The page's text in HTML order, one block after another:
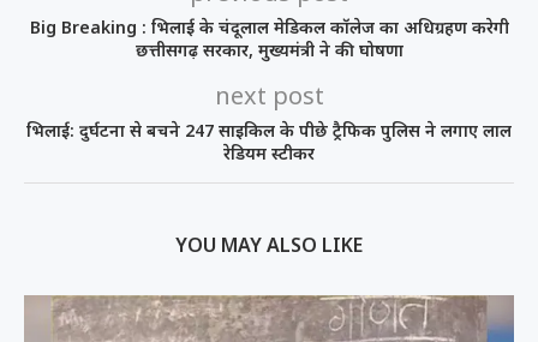
Big Breaking : भिलाई के चंदूलाल मेडिकल कॉलेज का अधिग्रहण करेगी
छत्तीसगढ़ सरकार, मुख्यमंत्री ने की घोषणा
next post
भिलाई: दुर्घटना से बचने 247 साइकिल के पीछे ट्रैफिक पुलिस ने लगाए लाल
रेडियम स्टीकर
YOU MAY ALSO LIKE